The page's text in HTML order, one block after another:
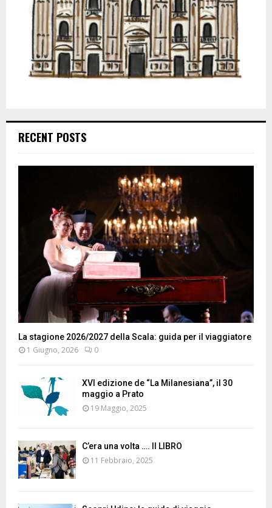
RECENT POSTS
La stagione 2026/2027 della Scala: guida per il viaggiatore
1 Giugno, 2026 0
XVI edizione de “La Milanesiana”, il 30
maggio a Prato
19 Maggio, 2025
C’era una volta …. Il LIBRO
11 Febbraio, 2025